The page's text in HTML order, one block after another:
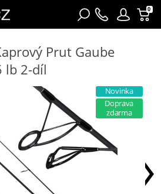
0
Prut Gaube
lb 2-díl
Novinka
Doprava
zdarma